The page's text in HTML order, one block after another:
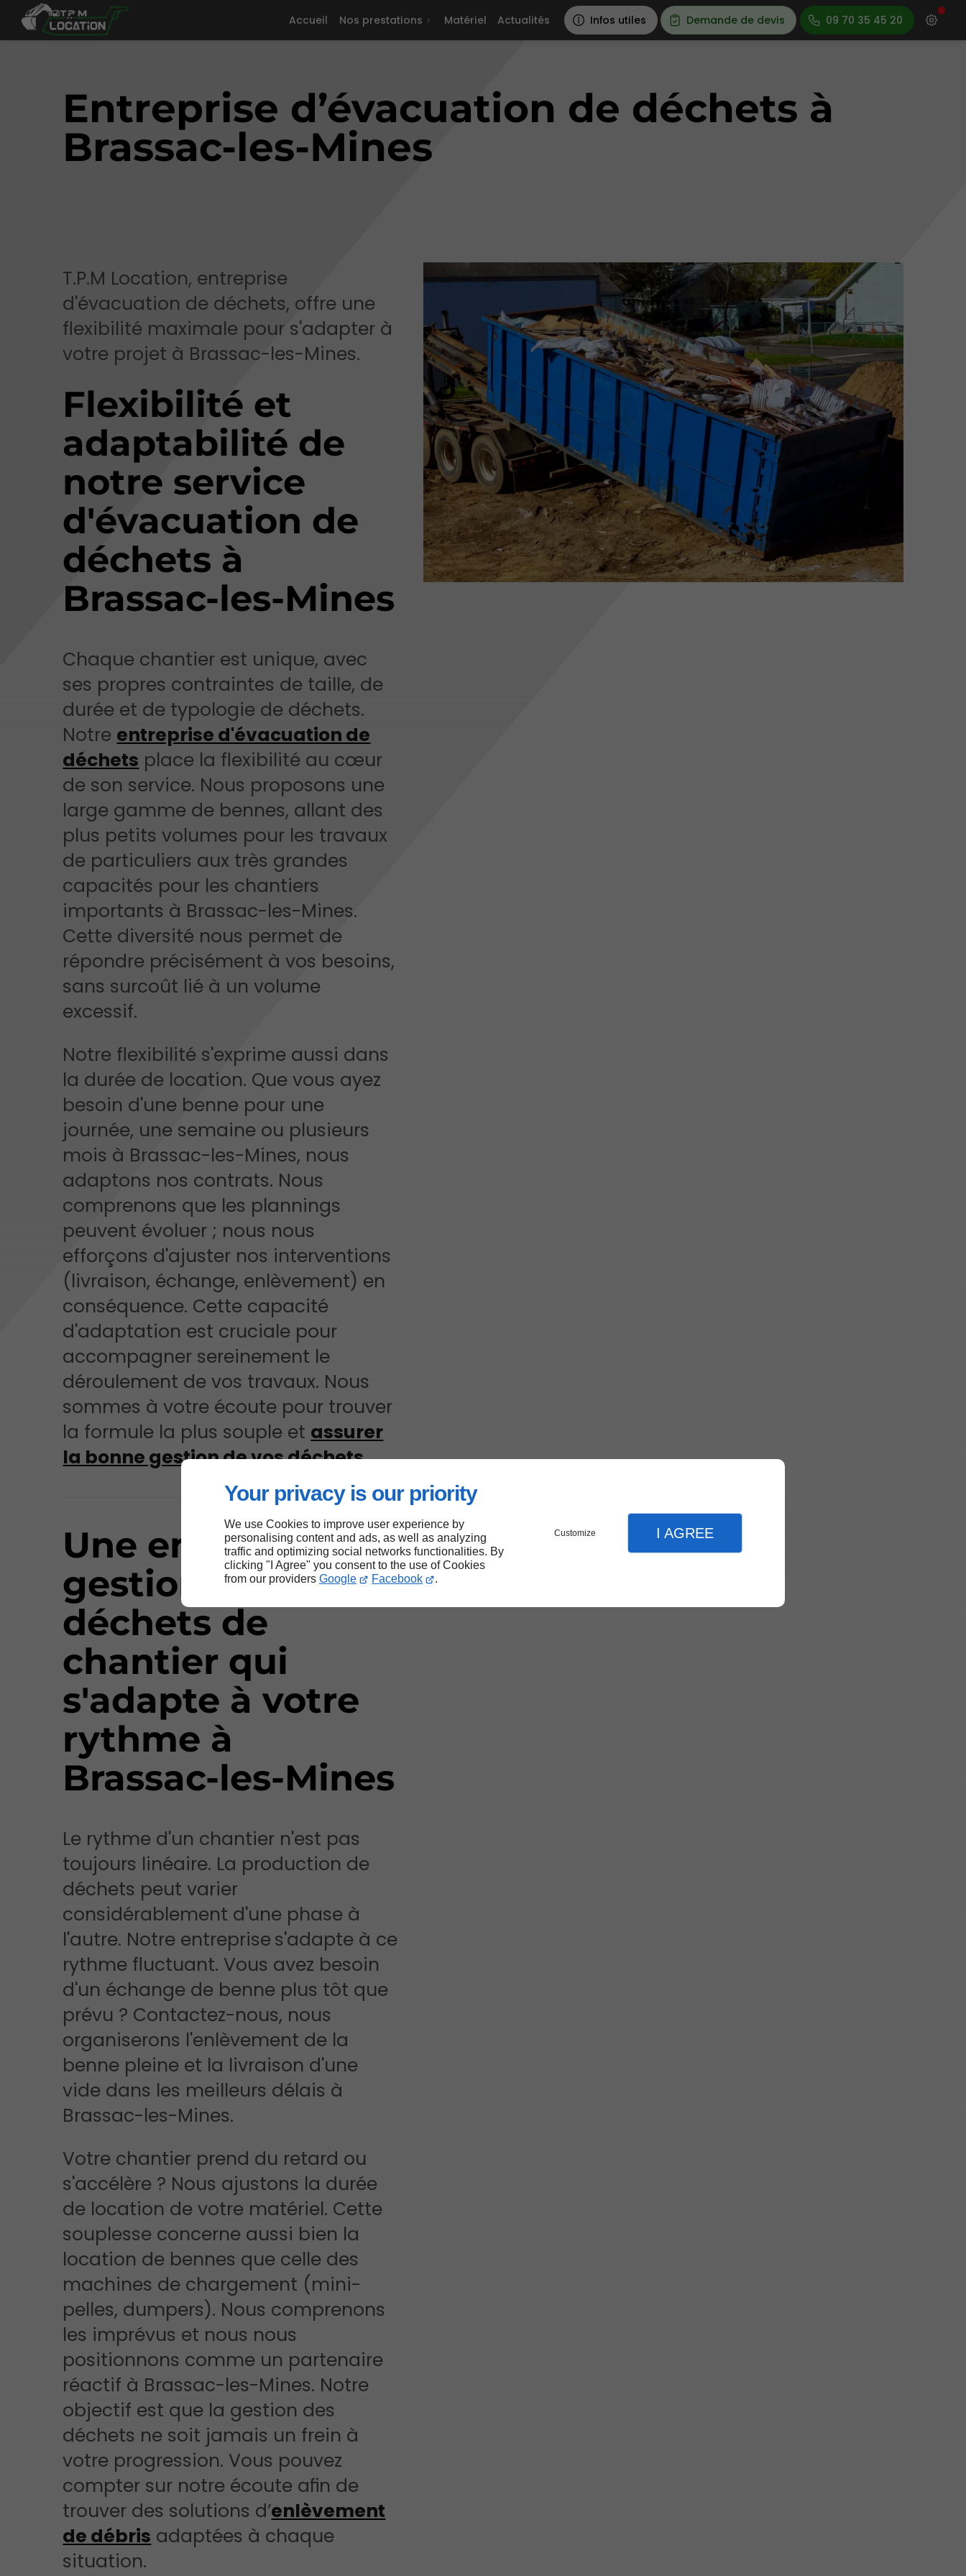
Your privacy is our priority
We use Cookies to improve user experience by
personalising content and ads, as well as analyzing
traffic and optimizing social networks functionalities. By
clicking "I Agree" you consent to the use of Cookies
from our providers Google Facebook .
Customize I AGREE
Accueil Nos prestations Matériel Actualités Infos utiles Demande de devis 09 70 35 45 20
Entreprise d’évacuation de déchets à
Brassac-les-Mines
T.P.M Location, entreprise
d'évacuation de déchets, offre une
flexibilité maximale pour s'adapter à
votre projet à Brassac-les-Mines.
Flexibilité et
adaptabilité de
notre service
d'évacuation de
déchets à
Brassac-les-Mines
Chaque chantier est unique, avec
ses propres contraintes de taille, de
durée et de typologie de déchets.
Notre entreprise d'évacuation de
déchets place la flexibilité au cœur
de son service. Nous proposons une
large gamme de bennes, allant des
plus petits volumes pour les travaux
de particuliers aux très grandes
capacités pour les chantiers
importants à Brassac-les-Mines.
Cette diversité nous permet de
répondre précisément à vos besoins,
sans surcoût lié à un volume
excessif.
Notre flexibilité s'exprime aussi dans
la durée de location. Que vous ayez
besoin d'une benne pour une
journée, une semaine ou plusieurs
mois à Brassac-les-Mines, nous
adaptons nos contrats. Nous
comprenons que les plannings
peuvent évoluer ; nous nous
efforçons d'ajuster nos interventions
(livraison, échange, enlèvement) en
conséquence. Cette capacité
d'adaptation est cruciale pour
accompagner sereinement le
déroulement de vos travaux. Nous
sommes à votre écoute pour trouver
la formule la plus souple et assurer
la bonne gestion de vos déchets.
Une entreprise de
gestion de
déchets de
chantier qui
s'adapte à votre
rythme à
Brassac-les-Mines
Le rythme d'un chantier n'est pas
toujours linéaire. La production de
déchets peut varier
considérablement d'une phase à
l'autre. Notre entreprise s'adapte à ce
rythme fluctuant. Vous avez besoin
d'un échange de benne plus tôt que
prévu ? Contactez-nous, nous
organiserons l'enlèvement de la
benne pleine et la livraison d'une
vide dans les meilleurs délais à
Brassac-les-Mines.
Votre chantier prend du retard ou
s'accélère ? Nous ajustons la durée
de location de votre matériel. Cette
souplesse concerne aussi bien la
location de bennes que celle des
machines de chargement (mini-
pelles, dumpers). Nous comprenons
les imprévus et nous nous
positionnons comme un partenaire
réactif à Brassac-les-Mines. Notre
objectif est que la gestion des
déchets ne soit jamais un frein à
votre progression. Vous pouvez
compter sur notre écoute afin de
trouver des solutions d’enlèvement
de débris adaptées à chaque
situation.